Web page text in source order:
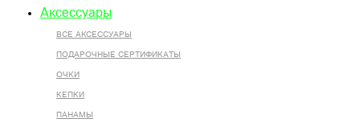
Аксессуары
ВСЕ AКСЕССУАРЫ
ПОДАРОЧНЫЕ СЕРТИФИКАТЫ
ОЧКИ
КЕПКИ
ПАНАМЫ